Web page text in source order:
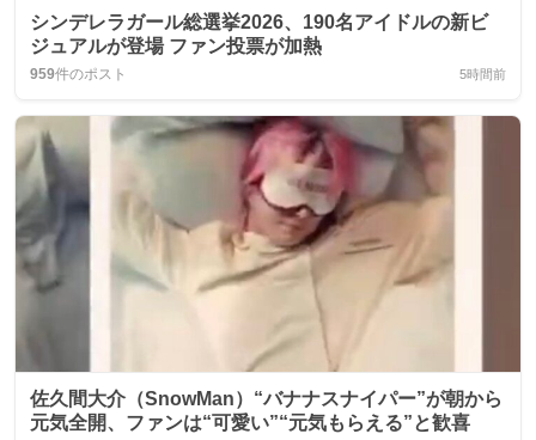
シンデレラガール総選挙2026、190名アイドルの新ビ
ジュアルが登場 ファン投票が加熱
959件のポスト 5時間前
佐久間大介（SnowMan）“バナナスナイパー”が朝から
元気全開、ファンは“可愛い”“元気もらえる”と歓喜